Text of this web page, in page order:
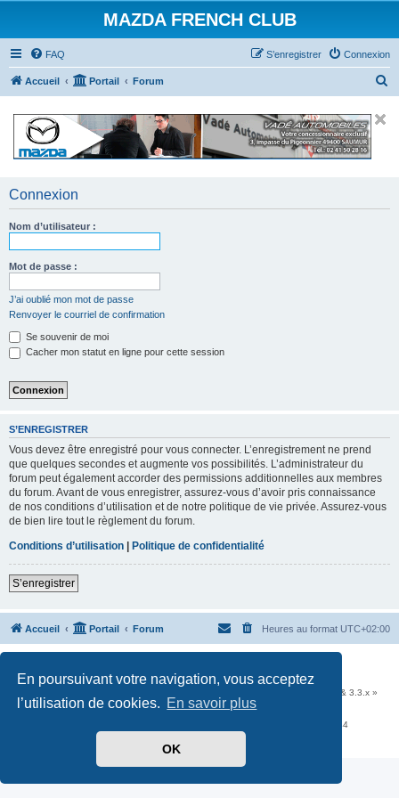
En poursuivant votre navigation, vous acceptez
l’utilisation de cookies. En savoir plus
OK
MAZDA FRENCH CLUB
FAQ Connexion
S’enregistrer
Accueil Portail Forum
c
Connexion
Nom d’utilisateur :
Mot de passe :
J’ai oublié mon mot de passe
Renvoyer le courriel de confirmation
Se souvenir de moi
Cacher mon statut en ligne pour cette session
S’ENREGISTRER
Vous devez être enregistré pour vous connecter. L’enregistrement ne prend
que quelques secondes et augmente vos possibilités. L’administrateur du
forum peut également accorder des permissions additionnelles aux membres
du forum. Avant de vous enregistrer, assurez-vous d’avoir pris connaissance
de nos conditions d’utilisation et de notre politique de vie privée. Assurez-vous
de bien lire tout le règlement du forum.
Conditions d’utilisation
Politique de confidentialité
S’enregistrer
Accueil Portail Forum Heures au format UTC+02:00
Traduit parphpBB-fr.com
: « Traductions d'extensions & styles pour phpBB 3.2.x & 3.3.x »
Forum hébergé par les services d’Infomaniak Network SA
Avenue de la Praille, 26 - 1227 Carouge - Suisse - tél +41 22 820 35 44